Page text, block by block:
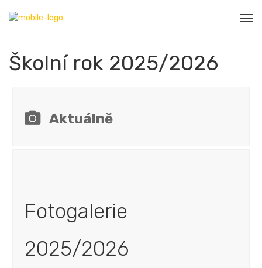
Školní rok 2025/2026
Aktuálně
Fotogalerie
2025/2026